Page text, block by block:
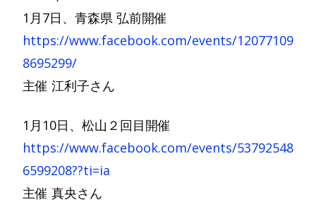
1月7日、青森県 弘前開催
https://www.facebook.com/events/12077109
8695299/
主催 江利子さん
1月10日、松山２回目開催
https://www.facebook.com/events/53792548
6599208??ti=ia
主催 真央さん